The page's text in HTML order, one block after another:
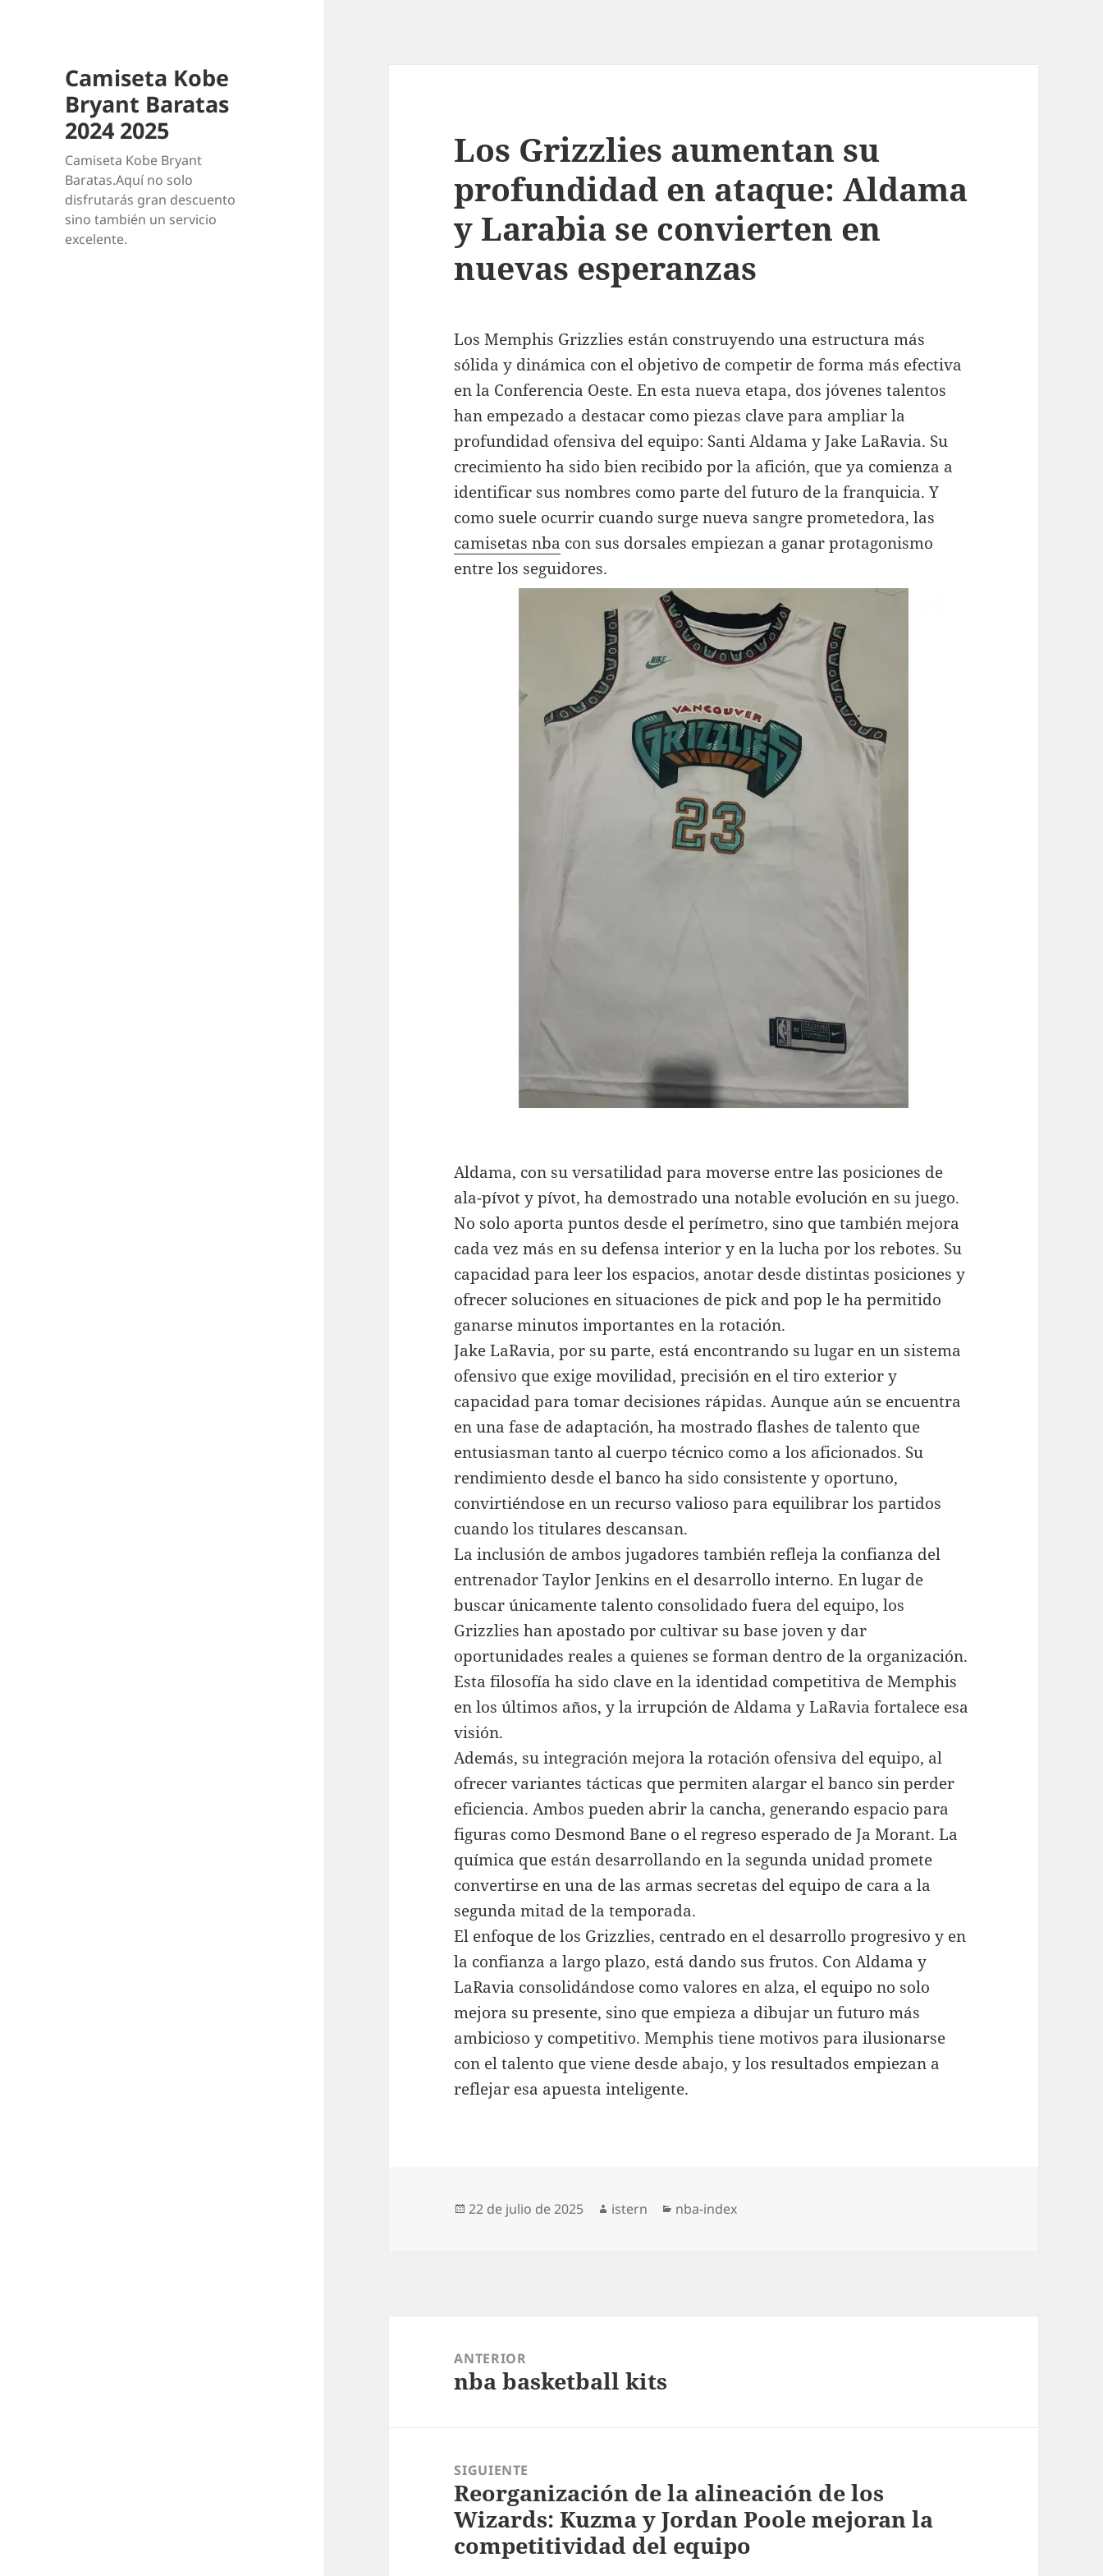
Camiseta Kobe
Bryant Baratas
2024 2025
Camiseta Kobe Bryant
Baratas.Aquí no solo
disfrutarás gran descuento
sino también un servicio
excelente.
Los Grizzlies aumentan su
profundidad en ataque: Aldama
y Larabia se convierten en
nuevas esperanzas
Los Memphis Grizzlies están construyendo una estructura más
sólida y dinámica con el objetivo de competir de forma más efectiva
en la Conferencia Oeste. En esta nueva etapa, dos jóvenes talentos
han empezado a destacar como piezas clave para ampliar la
profundidad ofensiva del equipo: Santi Aldama y Jake LaRavia. Su
crecimiento ha sido bien recibido por la afición, que ya comienza a
identificar sus nombres como parte del futuro de la franquicia. Y
como suele ocurrir cuando surge nueva sangre prometedora, las
camisetas nba con sus dorsales empiezan a ganar protagonismo
entre los seguidores.
Aldama, con su versatilidad para moverse entre las posiciones de
ala-pívot y pívot, ha demostrado una notable evolución en su juego.
No solo aporta puntos desde el perímetro, sino que también mejora
cada vez más en su defensa interior y en la lucha por los rebotes. Su
capacidad para leer los espacios, anotar desde distintas posiciones y
ofrecer soluciones en situaciones de pick and pop le ha permitido
ganarse minutos importantes en la rotación.
Jake LaRavia, por su parte, está encontrando su lugar en un sistema
ofensivo que exige movilidad, precisión en el tiro exterior y
capacidad para tomar decisiones rápidas. Aunque aún se encuentra
en una fase de adaptación, ha mostrado flashes de talento que
entusiasman tanto al cuerpo técnico como a los aficionados. Su
rendimiento desde el banco ha sido consistente y oportuno,
convirtiéndose en un recurso valioso para equilibrar los partidos
cuando los titulares descansan.
La inclusión de ambos jugadores también refleja la confianza del
entrenador Taylor Jenkins en el desarrollo interno. En lugar de
buscar únicamente talento consolidado fuera del equipo, los
Grizzlies han apostado por cultivar su base joven y dar
oportunidades reales a quienes se forman dentro de la organización.
Esta filosofía ha sido clave en la identidad competitiva de Memphis
en los últimos años, y la irrupción de Aldama y LaRavia fortalece esa
visión.
Además, su integración mejora la rotación ofensiva del equipo, al
ofrecer variantes tácticas que permiten alargar el banco sin perder
eficiencia. Ambos pueden abrir la cancha, generando espacio para
figuras como Desmond Bane o el regreso esperado de Ja Morant. La
química que están desarrollando en la segunda unidad promete
convertirse en una de las armas secretas del equipo de cara a la
segunda mitad de la temporada.
El enfoque de los Grizzlies, centrado en el desarrollo progresivo y en
la confianza a largo plazo, está dando sus frutos. Con Aldama y
LaRavia consolidándose como valores en alza, el equipo no solo
mejora su presente, sino que empieza a dibujar un futuro más
ambicioso y competitivo. Memphis tiene motivos para ilusionarse
con el talento que viene desde abajo, y los resultados empiezan a
reflejar esa apuesta inteligente.
Publicado
22 de julio de 2025 Autor
istern Categorías
nba-index
entradas
ANTERIOR
Entrada
nba basketball kits
SIGUIENTE
Entrada
siguiente:
Reorganización de la alineación de los
Wizards: Kuzma y Jordan Poole mejoran la
competitividad del equipo